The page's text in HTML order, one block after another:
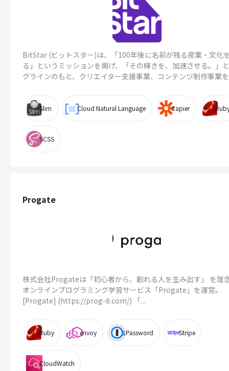
BitStar (ビットスター)は、「100年後に名前が残る産業・文化
る」というミッションを掲げ、「その輝きを、加速させる。」
グラインのもと、クリエイター支援事業、コンテンツ制作事業
Slim Cloud Natural Language Zapier
SCSS
Progate
株式会社Progateは「初心者から、創れる人を生み出す」 を理
オンラインプログラミング学習サービス「Progate」を運営。
[Progate] (https://prog-8.com/) 「...
Ruby envoy 1Password Stripe
CloudWatch